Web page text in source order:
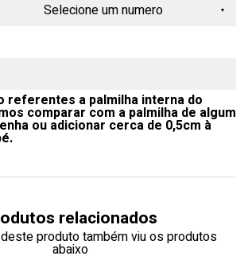
referentes a palmilha interna do
comparar com a palmilha de algum
ou adicionar cerca de 0,5cm à
Selecione um numero
20
24
relacionados
produto também viu os produtos
abaixo